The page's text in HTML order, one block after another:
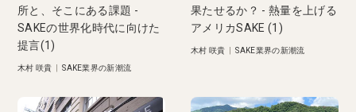
所と、そこにある課題 -
SAKEの世界化時代に向けた
提言(1)
木村 咲貴 |SAKE業界の新潮流
果たせるか？ - 熱量を上げる
アメリカSAKE (1)
木村 咲貴 |SAKE業界の新潮流